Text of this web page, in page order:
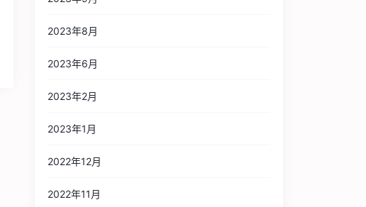
2023年8月
2023年6月
2023年2月
2023年1月
2022年12月
2022年11月